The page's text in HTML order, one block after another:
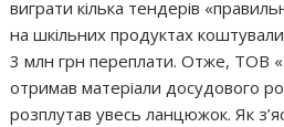
виграти кілька тендерів
на шкільних продуктах
3 млн грн переплати. Отже, ТОВ
отримав матеріали досудового
розплутав увесь ланцюжок. Як